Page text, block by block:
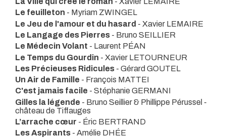
Le feuilleton - Myriam ZWINGEL
Le Jeu de l'amour et du hasard - Xavier LEMAIRE
Le Langage des Pierres - Bruno SEILLIER
Le Médecin Volant - Laurent PÉAN
Le Temps du Gourdin - Xavier LETOURNEUR
Les Précieuses Ridicules - Gérard GOUTEL
Un Air de Famille - François MATTEI
C'est jamais facile - Stéphanie GERMANI
Gilles la légende - Bruno Seillier & Phillippe Pérussel -
château de Tiffauges
L’arrache cœur - Éric BERTRAND
Les Aspirants - Amélie DHÉE